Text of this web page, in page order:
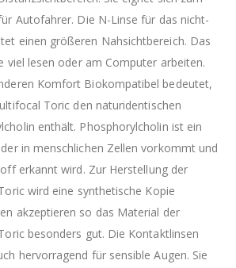
Autofahrer. Die N-Linse für das nicht-
einen größeren Nahsichtbereich. Das
viel lesen oder am Computer arbeiten.
Komfort Biokompatibel bedeutet,
Toric den naturidentischen
enthält. Phosphorylcholin ist ein
in menschlichen Zellen vorkommt und
erkannt wird. Zur Herstellung der
wird eine synthetische Kopie
akzeptieren so das Material der
besonders gut. Die Kontaktlinsen
hervorragend für sensible Augen. Sie